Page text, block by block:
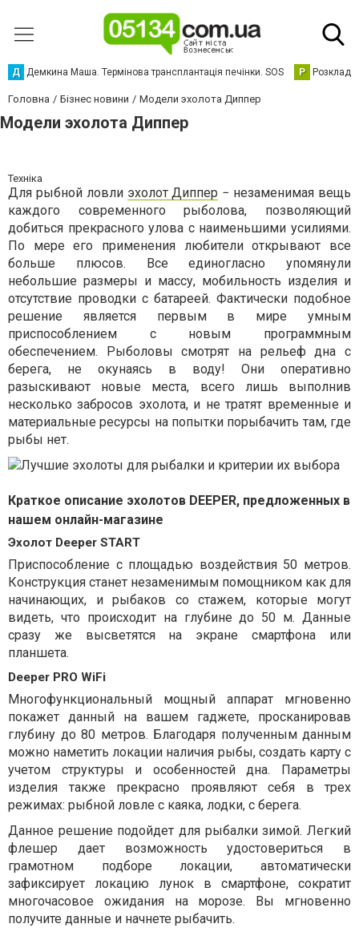
Д Демкина Маша. Термінова трансплантація печінки. SOS Р Розклад
Головна Бізнес новини Модели эхолота Диппер
Модели эхолота Диппер
Техніка
Для рыбной ловли эхолот Диппер − незаменимая вещь
каждого современного рыболова, позволяющий
добиться прекрасного улова с наименьшими усилиями.
По мере его применения любители открывают все
больше плюсов. Все единогласно упомянули
небольшие размеры и массу, мобильность изделия и
отсутствие проводки с батареей. Фактически подобное
решение является первым в мире умным
приспособлением с новым программным
обеспечением. Рыболовы смотрят на рельеф дна с
берега, не окунаясь в воду! Они оперативно
разыскивают новые места, всего лишь выполнив
несколько забросов эхолота, и не тратят временные и
материальные ресурсы на попытки порыбачить там, где
рыбы нет.
Краткое описание эхолотов DEEPER, предложенных в
нашем онлайн-магазине
Эхолот Deeper START
Приспособление с площадью воздействия 50 метров.
Конструкция станет незаменимым помощником как для
начинающих, и рыбаков со стажем, которые могут
видеть, что происходит на глубине до 50 м. Данные
сразу же высветятся на экране смартфона или
планшета.
Deeper PRO WiFi
Многофункциональный мощный аппарат мгновенно
покажет данный на вашем гаджете, просканировав
глубину до 80 метров. Благодаря полученным данным
можно наметить локации наличия рыбы, создать карту с
учетом структуры и особенностей дна. Параметры
изделия также прекрасно проявляют себя в трех
режимах: рыбной ловле с каяка, лодки, с берега.
Данное решение подойдет для рыбалки зимой. Легкий
флешер дает возможность удостовериться в
грамотном подборе локации, автоматически
зафиксирует локацию лунок в смартфоне, сократит
многочасовое ожидания на морозе. Вы мгновенно
получите данные и начнете рыбачить.